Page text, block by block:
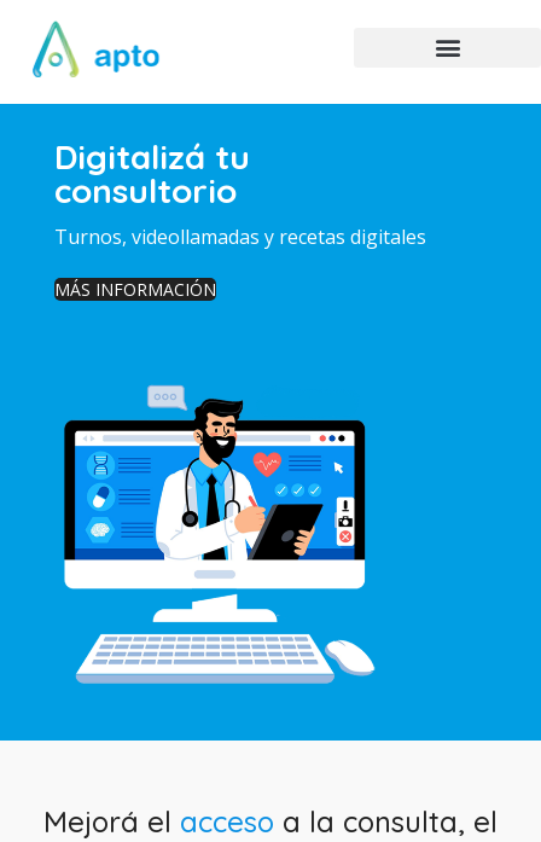
Digitalizá tu
consultorio
Turnos, videollamadas y recetas digitales
MÁS INFORMACIÓN
Mejorá el acceso a la consulta, el